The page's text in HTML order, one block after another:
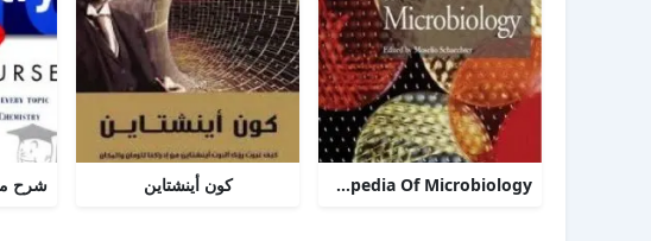
TheDesk Encyclopedia Of Microbiology كون أينشتاين